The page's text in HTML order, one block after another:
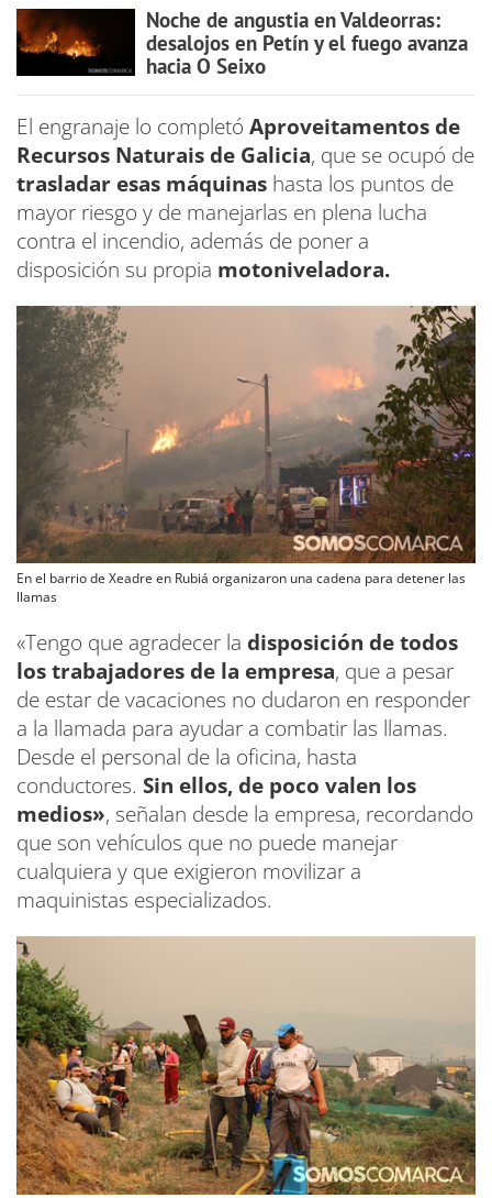
Noche de angustia en Valdeorras:
desalojos en Petín y el fuego avanza
hacia O Seixo
El engranaje lo completó Aproveitamentos de
Recursos Naturais de Galicia, que se ocupó de
trasladar esas máquinas hasta los puntos de
mayor riesgo y de manejarlas en plena lucha
contra el incendio, además de poner a
disposición su propia motoniveladora.
En el barrio de Xeadre en Rubiá organizaron una cadena para detener las
llamas
«Tengo que agradecer la disposición de todos
los trabajadores de la empresa, que a pesar
de estar de vacaciones no dudaron en responder
a la llamada para ayudar a combatir las llamas.
Desde el personal de la oficina, hasta
conductores. Sin ellos, de poco valen los
medios», señalan desde la empresa, recordando
que son vehículos que no puede manejar
cualquiera y que exigieron movilizar a
maquinistas especializados.